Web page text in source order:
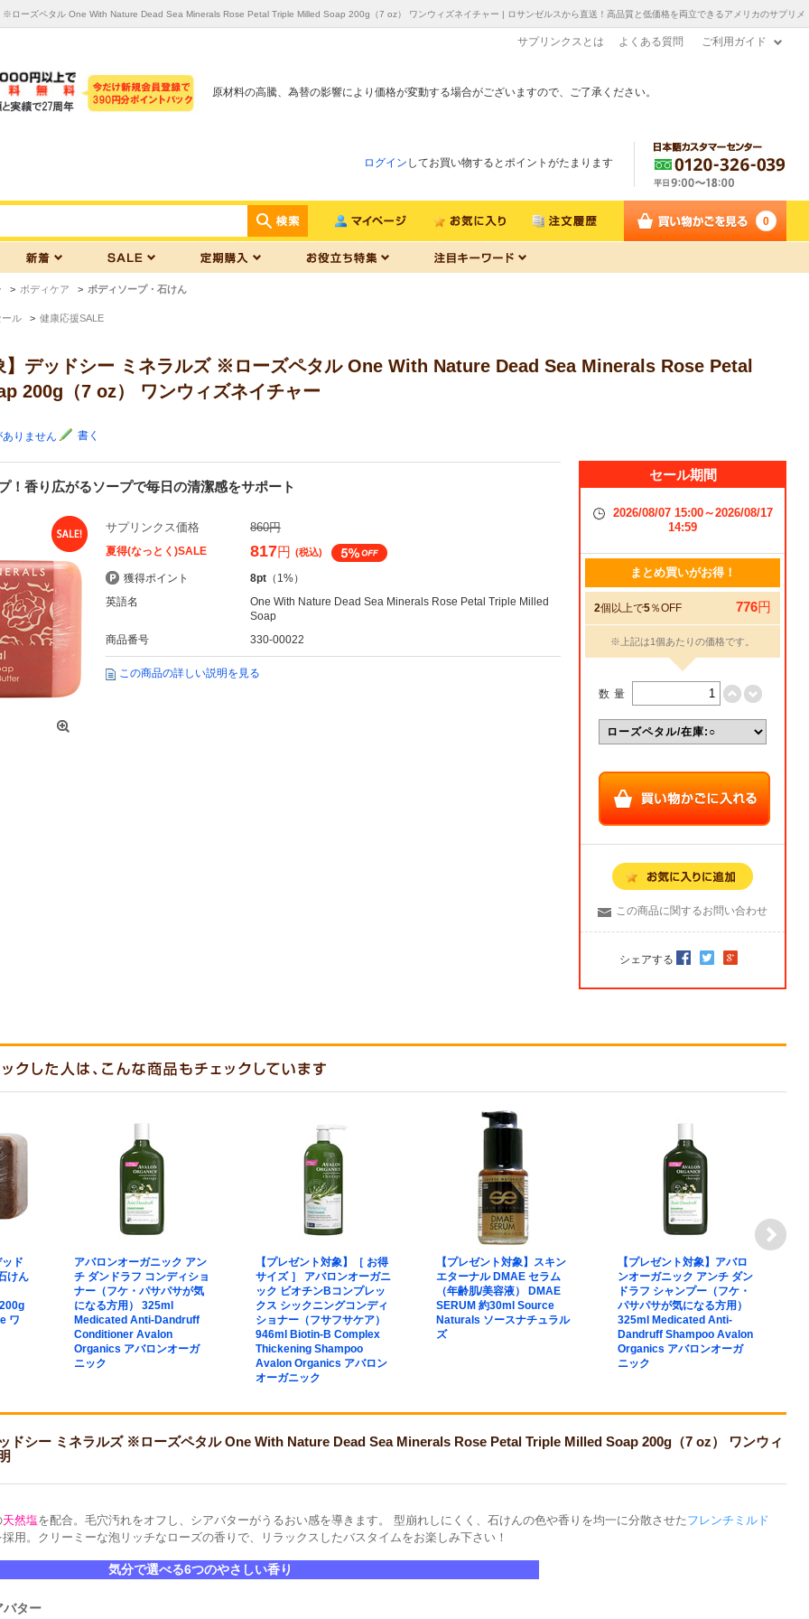
ローズペタル One With Nature Dead Sea Minerals Rose Petal Triple Milled Soap 200g（7 oz） ワンウィズネイチャー | ロサンゼルスから直送！高品質と低価格を両立できるアメリカのサプリメ
サプリンクスとは よくある質問 ご利用ガイド
原材料の高騰、為替の影響により価格が変動する場合がございますので、ご了承ください。
ログイン してお買い物するとポイントがたまります
0
> ボディケア > ボディソープ・石けん
ール > 健康応援SALE
】デッドシー ミネラルズ ※ローズペタル One With Nature Dead Sea Minerals Rose Petal
200g（7 oz） ワンウィズネイチャー
りません 書く
！香り広がるソープで毎日の清潔感をサポート
サプリンクス価格 860円
夏得(なっとく)SALE 817円 (税込)
獲得ポイント 8pt （1%）
英語名
One With Nature Dead Sea Minerals Rose Petal Triple Milled
Soap
商品番号
330-00022
この商品の詳しい説明を見る
セール期間
2026/08/07 15:00～2026/08/17
14:59
まとめ買いがお得！
2個以上で5％OFF 776円
※上記は1個あたりの価格です。
数量
この商品に関するお問い合わせ
シェアする
ド
けん
ワ
アバロンオーガニック アン
チ ダンドラフ コンディショ
ナー（フケ・パサパサが気
になる方用） 325ml
Medicated Anti-Dandruff
Conditioner Avalon
Organics アバロンオーガ
ニック
【プレゼント対象】［ お得
サイズ ］ アバロンオーガニ
ック ビオチンBコンプレッ
クス シックニングコンディ
ショナー（フサフサケア）
946ml Biotin-B Complex
Thickening Shampoo
Avalon Organics アバロン
オーガニック
【プレゼント対象】スキン
エターナル DMAE セラム
（年齢肌/美容液） DMAE
SERUM 約30ml Source
Naturals ソースナチュラル
ズ
【プレゼント対象】アバロ
ンオーガニック アンチ ダン
ドラフ シャンプー（フケ・
パサパサが気になる方用）
325ml Medicated Anti-
Dandruff Shampoo Avalon
Organics アバロンオーガ
ニック
ドシー ミネラルズ ※ローズペタル One With Nature Dead Sea Minerals Rose Petal Triple Milled Soap 200g（7 oz） ワンウィ
天然塩を配合。毛穴汚れをオフし、シアバターがうるおい感を導きます。 型崩れしにくく、石けんの色や香りを均一に分散させたフレンチミルド
採用。クリーミーな泡リッチなローズの香りで、リラックスしたバスタイムをお楽しみ下さい！
気分で選べる6つのやさしい香り
バター